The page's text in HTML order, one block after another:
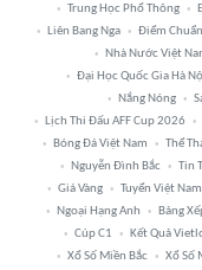
Trung Học Phổ Thông
Liên Bang Nga
Điểm Chuẩn
Nhà Nước Việt
Đại Học Quốc Gia Hà
Nắng Nóng
Lịch Thi Đấu AFF Cup 2026
Bóng Đá Việt Nam
Thể
Nguyễn Đình Bắc
Tin
Giá Vàng
Tuyển Việt Nam
Ngoại Hạng Anh
Bảng
Cúp C1
Kết Quả
Xổ Số Miền Bắc
Xổ Số